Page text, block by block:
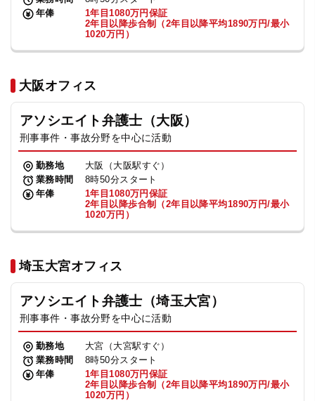
年俸
1年目1080万円保証
2年目以降歩合制（2年目以降平均1890万円/最小
1020万円）
大阪オフィス
アソシエイト弁護士（大阪）
刑事事件・事故分野を中心に活動
勤務地
大阪（大阪駅すぐ）
業務時間
8時50分スタート
年俸
1年目1080万円保証
2年目以降歩合制（2年目以降平均1890万円/最小
1020万円）
埼玉大宮オフィス
アソシエイト弁護士（埼玉大宮）
刑事事件・事故分野を中心に活動
勤務地
大宮（大宮駅すぐ）
業務時間
8時50分スタート
年俸
1年目1080万円保証
2年目以降歩合制（2年目以降平均1890万円/最小
1020万円）
相談先情報サイト
法人グループ
プライバシーポリシー 利用規約
TikTok受賞 定義集 動画集